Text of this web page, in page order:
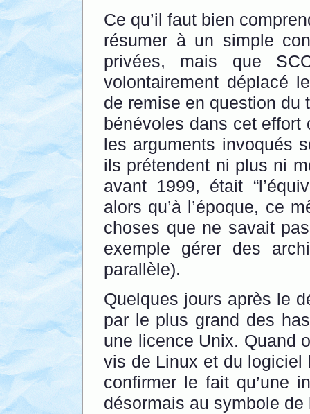
Ce qu’il faut bien
résumer à un simple
privées, mais que
volontairement déplacé
de remise en question du
bénévoles dans cet effort
les arguments invoqués
ils prétendent ni plus ni
avant 1999, était
alors qu’à l’époque, ce
choses que ne savait
exemple gérer des
parallèle).
Quelques jours après le
par le plus grand des
une licence Unix. Quand
vis de Linux et du logiciel
confirmer le fait qu’une
désormais au symbole de